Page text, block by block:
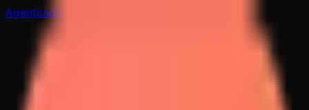
Agentcadia